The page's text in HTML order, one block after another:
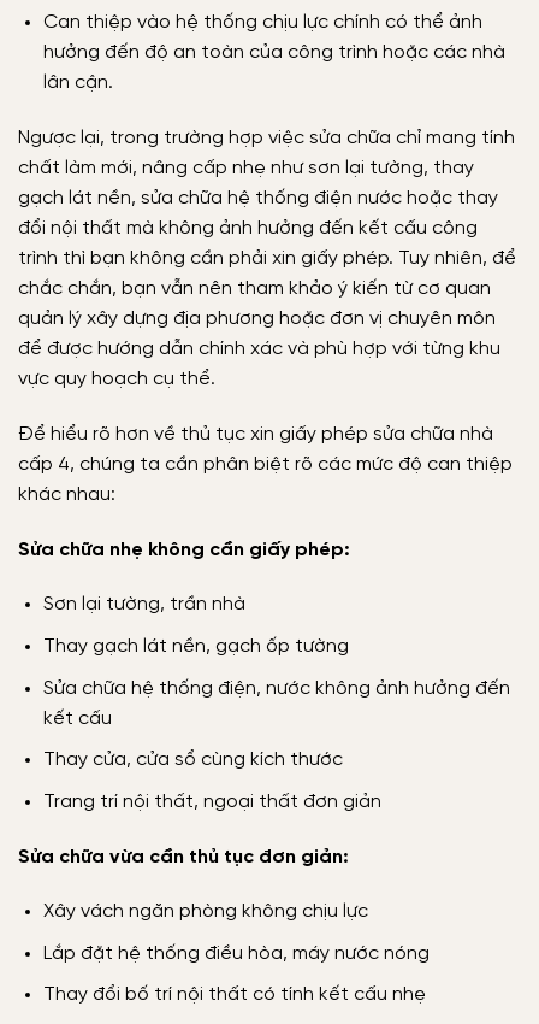
Can thiệp vào hệ thống chịu lực chính có thể ảnh
hưởng đến độ an toàn của công trình hoặc các nhà
lân cận.
Ngược lại, trong trường hợp việc sửa chữa chỉ mang tính
chất làm mới, nâng cấp nhẹ như sơn lại tường, thay
gạch lát nền, sửa chữa hệ thống điện nước hoặc thay
đổi nội thất mà không ảnh hưởng đến kết cấu công
trình thì bạn không cần phải xin giấy phép. Tuy nhiên, để
chắc chắn, bạn vẫn nên tham khảo ý kiến từ cơ quan
quản lý xây dựng địa phương hoặc đơn vị chuyên môn
để được hướng dẫn chính xác và phù hợp với từng khu
vực quy hoạch cụ thể.
Để hiểu rõ hơn về thủ tục xin giấy phép sửa chữa nhà
cấp 4, chúng ta cần phân biệt rõ các mức độ can thiệp
khác nhau:
Sửa chữa nhẹ không cần giấy phép:
Sơn lại tường, trần nhà
Thay gạch lát nền, gạch ốp tường
Sửa chữa hệ thống điện, nước không ảnh hưởng đến
kết cấu
Thay cửa, cửa sổ cùng kích thước
Trang trí nội thất, ngoại thất đơn giản
Sửa chữa vừa cần thủ tục đơn giản:
Xây vách ngăn phòng không chịu lực
Lắp đặt hệ thống điều hòa, máy nước nóng
Thay đổi bố trí nội thất có tính kết cấu nhẹ